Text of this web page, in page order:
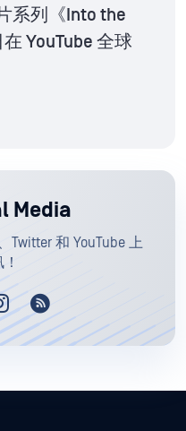
系列《Into the
YouTube 全球
Media
Twitter 和 YouTube 上